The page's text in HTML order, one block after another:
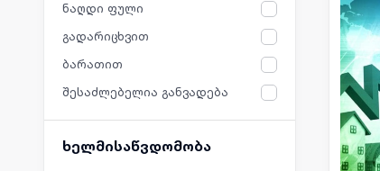
ნაღდი ფული
გადარიცხვით
ბარათით
შესაძლებელია განვადება
ხელმისაწვდომობა